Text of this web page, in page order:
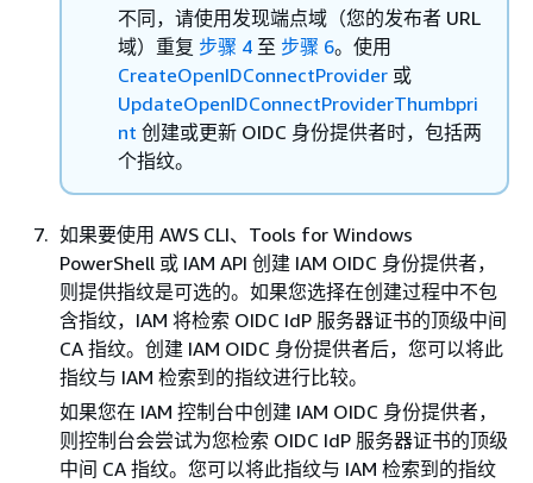
不同，请使用发现端点域（您的发布者 URL
域）重复 步骤 4 至 步骤 6。使用
CreateOpenIDConnectProvider 或
UpdateOpenIDConnectProviderThumbpri
nt 创建或更新 OIDC 身份提供者时，包括两
个指纹。
如果要使用 AWS CLI、Tools for Windows
PowerShell 或 IAM API 创建 IAM OIDC 身份提供者，
则提供指纹是可选的。如果您选择在创建过程中不包
含指纹，IAM 将检索 OIDC IdP 服务器证书的顶级中间
CA 指纹。创建 IAM OIDC 身份提供者后，您可以将此
指纹与 IAM 检索到的指纹进行比较。
如果您在 IAM 控制台中创建 IAM OIDC 身份提供者，
则控制台会尝试为您检索 OIDC IdP 服务器证书的顶级
中间 CA 指纹。您可以将此指纹与 IAM 检索到的指纹